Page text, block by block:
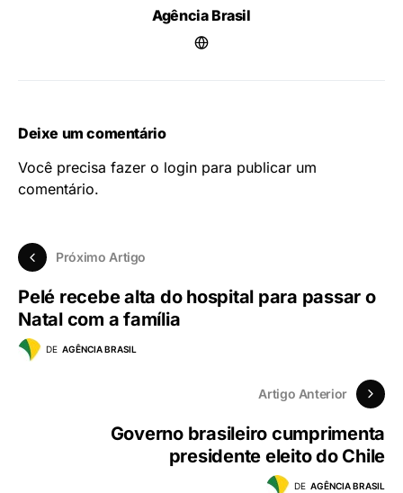
Agência Brasil
Deixe um comentário
Você precisa fazer o login para publicar um
comentário.
Próximo Artigo
Pelé recebe alta do hospital para passar o
Natal com a família
DE AGÊNCIA BRASIL
Artigo Anterior
Governo brasileiro cumprimenta
presidente eleito do Chile
DE AGÊNCIA BRASIL